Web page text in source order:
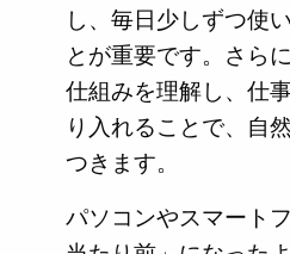
し、毎日少しずつ使
とが重要です。さら
仕組みを理解し、仕
り入れることで、自
つきます。
パソコンやスマート